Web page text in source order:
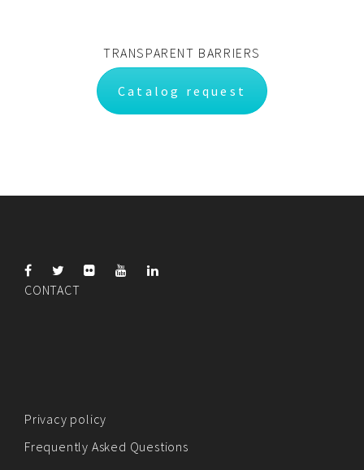
TRANSPARENT BARRIERS
Catalog request
CONTACT
Privacy policy
Frequently Asked Questions